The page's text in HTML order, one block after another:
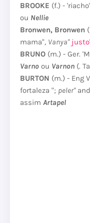
BROOKE (f.) - 'riacho'
ou Nellie
Bronwen, Bronwen
mama", Vanya" justo
BRUNO (m.) - Ger.
Varno ou Varnon (.
BURTON (m.) - Eng
fortaleza "; peler"
assim Artapel